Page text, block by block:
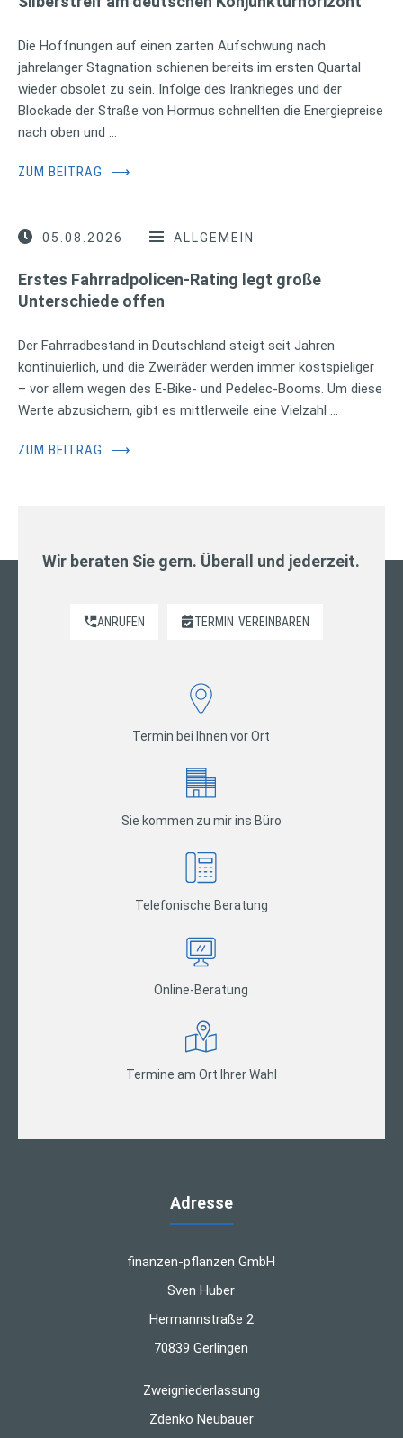
Die Hoffnungen auf einen zarten Aufschwung nach
jahrelanger Stagnation schienen bereits im ersten Quartal
wieder obsolet zu sein. Infolge des Irankrieges und der
Blockade der Straße von Hormus schnellten die Energiepreise
nach oben und …
ZUM BEITRAG ⟶
05.08.2026 ALLGEMEIN
Erstes Fahrradpolicen-Rating legt große
Unterschiede offen
Der Fahrradbestand in Deutschland steigt seit Jahren
kontinuierlich, und die Zweiräder werden immer kostspieliger
– vor allem wegen des E-Bike- und Pedelec-Booms. Um diese
Werte abzusichern, gibt es mittlerweile eine Vielzahl …
ZUM BEITRAG ⟶
Wir beraten Sie gern. Überall und jederzeit.
ANRUFEN TERMIN VEREINBAREN
Termin bei Ihnen vor Ort
Sie kommen zu mir ins Büro
Telefonische Beratung
Online-Beratung
Termine am Ort Ihrer Wahl
Adresse
finanzen-pflanzen GmbH
Sven Huber
Hermannstraße 2
70839 Gerlingen
Zweigniederlassung
Zdenko Neubauer